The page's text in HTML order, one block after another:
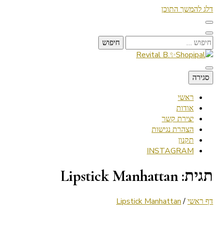
דלג להמשך התוכן
חיפוש:
Revital B.✨Shopipal
Lifestyle ✦ Beauty ✦ Vegan ✦ Travel
סגירה
ראשי
אודות
יצירת קשר
הצהרת נגישות
תקנון
INSTAGRAM
תגית: Lipstick Manhattan
דף ראשי/
Lipstick Manhattan